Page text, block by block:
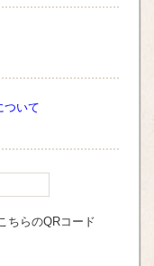
ついて
ちらのQRコード